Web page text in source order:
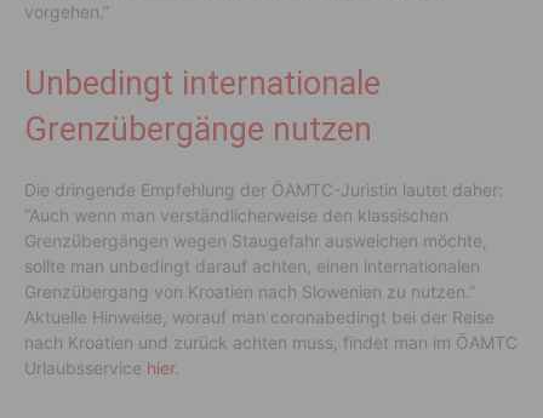
vorgehen.”
Unbedingt internationale
Grenzübergänge nutzen
Die dringende Empfehlung der ÖAMTC-Juristin lautet daher:
“Auch wenn man verständlicherweise den klassischen
Grenzübergängen wegen Staugefahr ausweichen möchte,
sollte man unbedingt darauf achten, einen internationalen
Grenzübergang von Kroatien nach Slowenien zu nutzen.”
Aktuelle Hinweise, worauf man coronabedingt bei der Reise
nach Kroatien und zurück achten muss, findet man im ÖAMTC
Urlaubsservice hier.